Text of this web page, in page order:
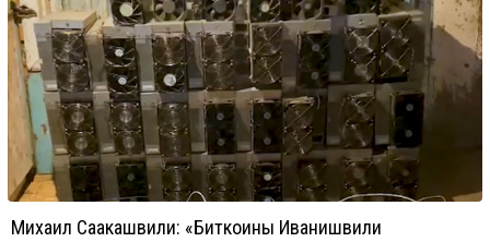
Михаил Саакашвили: «Биткоины Иванишвили